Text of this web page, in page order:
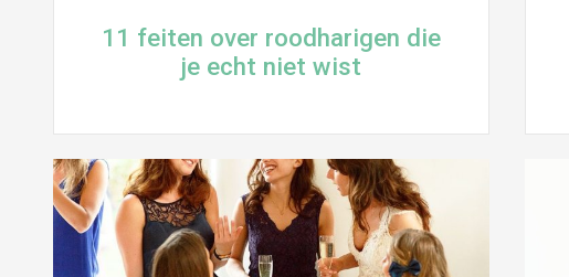
11 feiten over roodharigen die
je echt niet wist